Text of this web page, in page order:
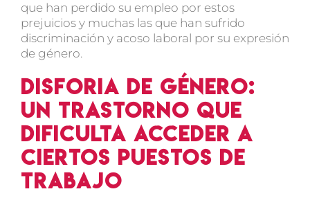
que han perdido su empleo por estos
prejuicios y muchas las que han sufrido
discriminación y acoso laboral por su expresión
de género.
Disforia de género:
Un trastorno que
dificulta acceder a
ciertos puestos de
trabajo